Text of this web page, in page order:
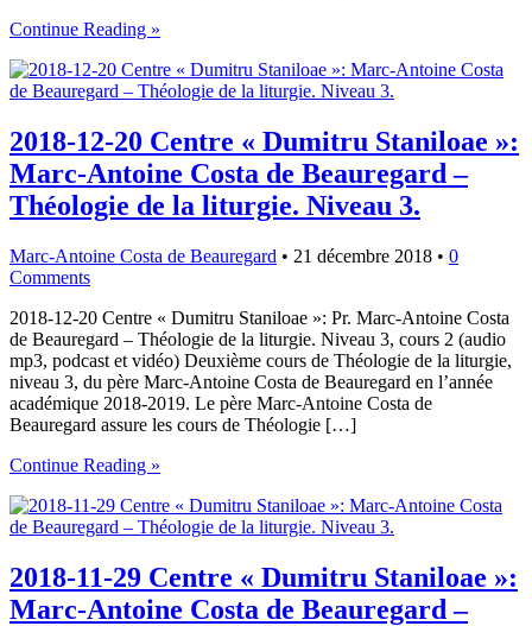
Continue Reading »
2018-12-20 Centre « Dumitru Staniloae »:
Marc-Antoine Costa de Beauregard –
Théologie de la liturgie. Niveau 3.
Marc-Antoine Costa de Beauregard • 21 décembre 2018 • 0
Comments
2018-12-20 Centre « Dumitru Staniloae »: Pr. Marc-Antoine Costa
de Beauregard – Théologie de la liturgie. Niveau 3, cours 2 (audio
mp3, podcast et vidéo) Deuxième cours de Théologie de la liturgie,
niveau 3, du père Marc-Antoine Costa de Beauregard en l’année
académique 2018-2019. Le père Marc-Antoine Costa de
Beauregard assure les cours de Théologie […]
Continue Reading »
2018-11-29 Centre « Dumitru Staniloae »:
Marc-Antoine Costa de Beauregard –